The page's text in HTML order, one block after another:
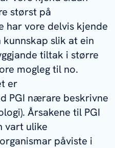
størst på
har vore delvis kjende
slik at ein
tiltak i større
mogleg til no.
er
PGI nærare beskrivne
Årsakene til PGI
vart ulike
påviste i